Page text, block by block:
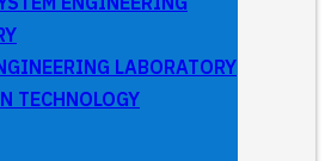
LABORATORY
TECHNOLOGY